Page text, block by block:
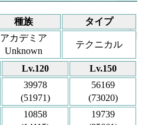
種族 タイプ
アカデミア
Unknown
テクニカル
Lv.120 Lv.150
39978
(51971)
56169
(73020)
10858
19739